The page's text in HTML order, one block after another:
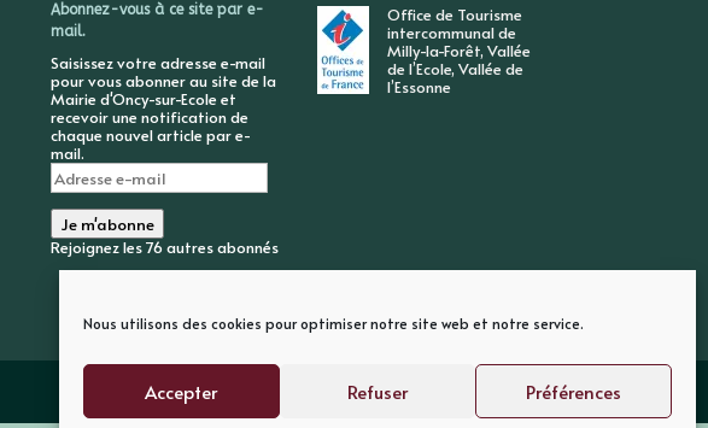
Nous utilisons des cookies pour optimiser notre site web et notre service.
Accepter Refuser Préférences
Abonnez-vous à ce site par e-
mail.
Saisissez votre adresse e-mail
pour vous abonner au site de la
Mairie d'Oncy-sur-Ecole et
recevoir une notification de
chaque nouvel article par e-
mail.
Adresse
e-
mail
Je m'abonne
Rejoignez les 76 autres abonnés
Office de Tourisme
intercommunal de
Milly-la-Forêt, Vallée
de l’Ecole, Vallée de
l’Essonne